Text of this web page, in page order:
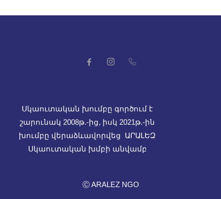
Սկաուտական խումբը գործում է
շարունակ 2008թ.-ից, իսկ 2021թ.-ին
խումբը վերաձևավորվեց ԱՐԱԼԵԶ
Սկաուտական խմբի անվամբ
Ⓒ ARALEZ NGO